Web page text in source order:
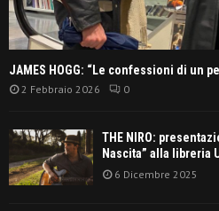
JAMES HOGG: “Le confessioni di un
2 Febbraio 2026 0
THE NIRO:
Nascita” alla libreria
6 Dicembre 2025